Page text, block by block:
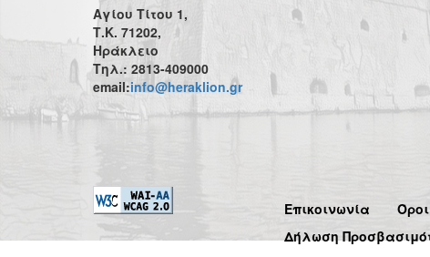
Αγίου Τίτου 1,
Τ.Κ. 71202,
Ηράκλειο
Τηλ.: 2813-409000
email:info@heraklion.gr
Επικοινωνία
Δήλωση